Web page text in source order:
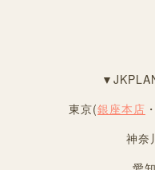
東京(銀座本店 ・
神奈